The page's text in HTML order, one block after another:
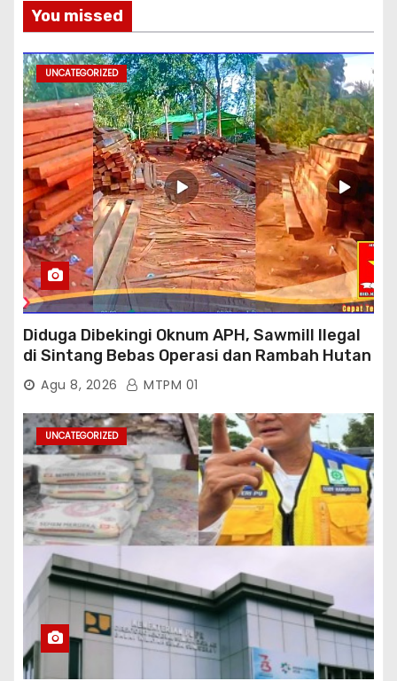
You missed
UNCATEGORIZED
Diduga Dibekingi Oknum APH, Sawmill Ilegal
di Sintang Bebas Operasi dan Rambah Hutan
Lindung
Agu 8, 2026 MTPM 01
UNCATEGORIZED